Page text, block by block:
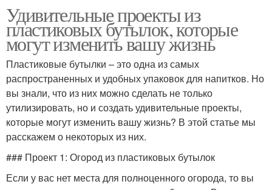
Удивительные проекты из
пластиковых бутылок, которые
могут изменить вашу жизнь
Пластиковые бутылки – это одна из самых
распространенных и удобных упаковок для напитков. Но
вы знали, что из них можно сделать не только
утилизировать, но и создать удивительные проекты,
которые могут изменить вашу жизнь? В этой статье мы
расскажем о некоторых из них.
### Проект 1: Огород из пластиковых бутылок
Если у вас нет места для полноценного огорода, то вы